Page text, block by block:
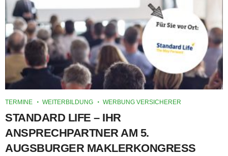
TERMINE WEITERBILDUNG WERBUNG VERSICHERER
STANDARD LIFE – IHR
ANSPRECHPARTNER AM 5.
AUGSBURGER MAKLERKONGRESS